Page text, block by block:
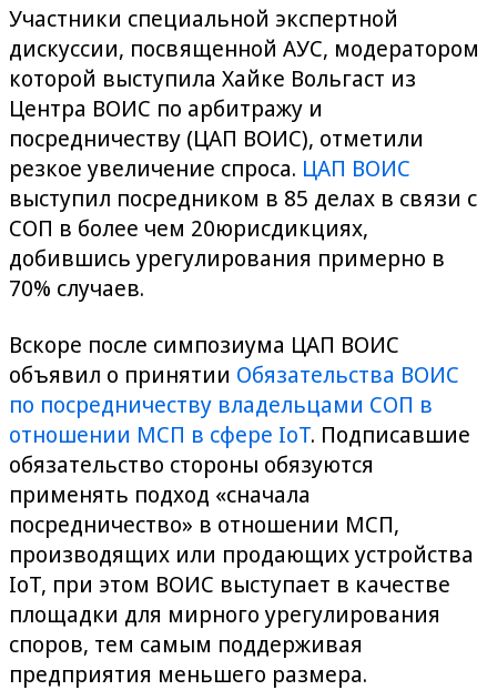
Участники специальной экспертной
дискуссии, посвященной АУС, модератором
которой выступила Хайке Вольгаст из
Центра ВОИС по арбитражу и
посредничеству (ЦАП ВОИС), отметили
резкое увеличение спроса. ЦАП ВОИС
выступил посредником в 85 делах в связи с
СОП в более чем 20юрисдикциях,
добившись урегулирования примерно в
70% случаев.
Вскоре после симпозиума ЦАП ВОИС
объявил о принятии Обязательства ВОИС
по посредничеству владельцами СОП в
отношении МСП в сфере IoT. Подписавшие
обязательство стороны обязуются
применять подход «сначала
посредничество» в отношении МСП,
производящих или продающих устройства
IoT, при этом ВОИС выступает в качестве
площадки для мирного урегулирования
споров, тем самым поддерживая
предприятия меньшего размера.